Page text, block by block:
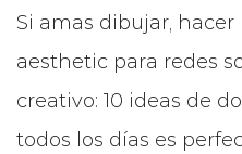
Si amas dibujar,
aesthetic para redes
creativo: 10 ideas de
todos los días es